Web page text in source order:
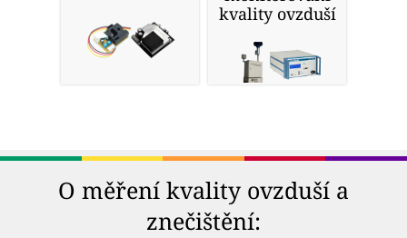
kvality ovzduší
O měření kvality ovzduší a
znečištění: